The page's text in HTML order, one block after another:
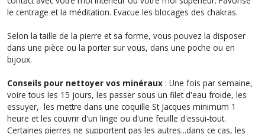
le centrage et la méditation. Evacue les blocages des chakras.
Selon la taille de la pierre et sa forme, vous pouvez la disposer
dans une pièce ou la porter sur vous, dans une poche ou en
bijoux.
Conseils pour nettoyer vos minéraux : Une fois par semaine,
voire tous les 15 jours, les passer sous un filet d'eau froide, les
essuyer, les mettre dans une coquille St Jacques minimum 1
heure et les couvrir d'un linge ou d'une feuille d'essui-tout.
Certaines pierres ne supportent pas les autres...dans ce cas, les